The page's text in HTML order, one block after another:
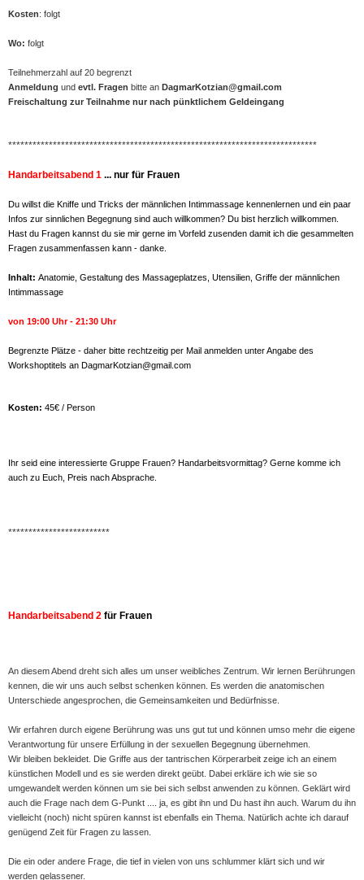
Kosten: folgt
Wo: folgt
Teilnehmerzahl auf 20 begrenzt
Anmeldung und evtl. Fragen bitte an DagmarKotzian@gmail.com
Freischaltung zur Teilnahme nur nach pünktlichem Geldeingang
****************************************************************************
Handarbeitsabend 1 ... nur für Frauen
Du willst die Kniffe und Tricks der männlichen Intimmassage kennenlernen und ein paar
Infos zur sinnlichen Begegnung sind auch willkommen? Du bist herzlich willkommen.
Hast du Fragen kannst du sie mir gerne im Vorfeld zusenden damit ich die gesammelten
Fragen zusammenfassen kann - danke.
Inhalt: Anatomie, Gestaltung des Massageplatzes, Utensilien, Griffe der männlichen
Intimmassage
von 19:00 Uhr - 21:30 Uhr
Begrenzte Plätze - daher bitte rechtzeitig per Mail anmelden unter Angabe des
Workshoptitels an DagmarKotzian@gmail.com
Kosten: 45€ / Person
Ihr seid eine interessierte Gruppe Frauen? Handarbeitsvormittag? Gerne komme ich
auch zu Euch, Preis nach Absprache.
*************************
Handarbeitsabend 2 für Frauen
An diesem Abend dreht sich alles um unser weibliches Zentrum. Wir lernen Berührungen
kennen, die wir uns auch selbst schenken können. Es werden die anatomischen
Unterschiede angesprochen, die Gemeinsamkeiten und Bedürfnisse.
Wir erfahren durch eigene Berührung was uns gut tut und können umso mehr die eigene
Verantwortung für unsere Erfüllung in der sexuellen Begegnung übernehmen.
Wir bleiben bekleidet. Die Griffe aus der tantrischen Körperarbeit zeige ich an einem
künstlichen Modell und es sie werden direkt geübt. Dabei erkläre ich wie sie so
umgewandelt werden können um sie bei sich selbst anwenden zu können. Geklärt wird
auch die Frage nach dem G-Punkt .... ja, es gibt ihn und Du hast ihn auch. Warum du ihn
vielleicht (noch) nicht spüren kannst ist ebenfalls ein Thema. Natürlich achte ich darauf
genügend Zeit für Fragen zu lassen.
Die ein oder andere Frage, die tief in vielen von uns schlummer klärt sich und wir
werden gelassener.